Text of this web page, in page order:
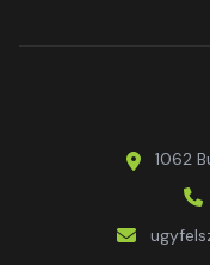
1062